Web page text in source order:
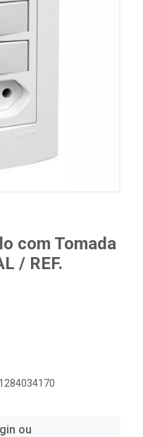
com Tomada
/ REF.
ou